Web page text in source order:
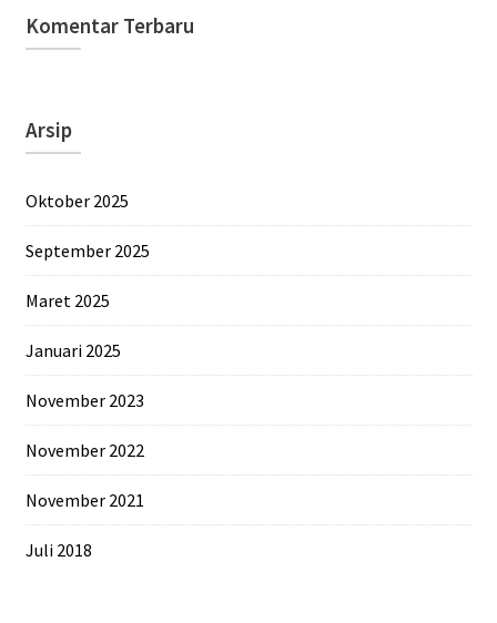
Komentar Terbaru
Arsip
Oktober 2025
September 2025
Maret 2025
Januari 2025
November 2023
November 2022
November 2021
Juli 2018